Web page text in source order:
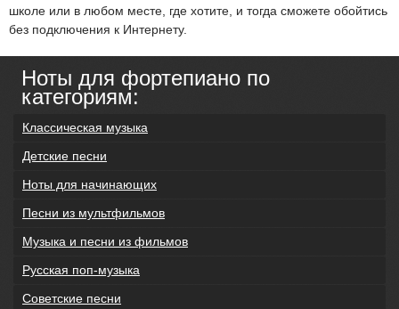
школе или в любом месте, где хотите, и тогда сможете обойтись
без подключения к Интернету.
Ноты для фортепиано по
категориям:
Классическая музыка
Детские песни
Ноты для начинающих
Песни из мультфильмов
Музыка и песни из фильмов
Русская поп-музыка
Советские песни